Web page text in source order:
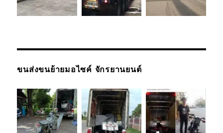
ขนส่งขนย้ายมอไซค์ จักรยานยนต์